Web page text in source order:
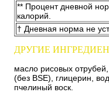
** Процент дневной
калорий.
† Дневная норма не
ДРУГИЕ
масло рисовых
(без BSE), глицерин,
пчелиный воск.